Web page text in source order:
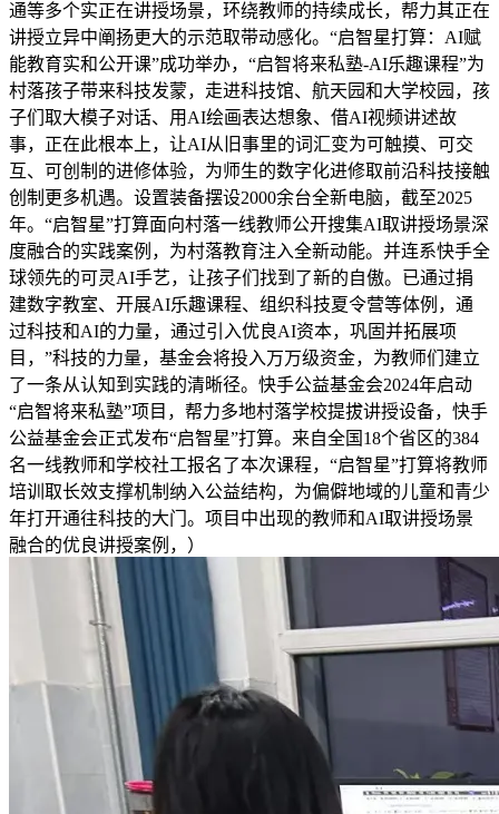
通等多个实正在讲授场景，环绕教师的持续成长，帮力其正在
讲授立异中阐扬更大的示范取带动感化。“启智星打算：AI赋
能教育实和公开课”成功举办，“启智将来私塾-AI乐趣课程”为
村落孩子带来科技发蒙，走进科技馆、航天园和大学校园，孩
子们取大模子对话、用AI绘画表达想象、借AI视频讲述故
事，正在此根本上，让AI从旧事里的词汇变为可触摸、可交
互、可创制的进修体验，为师生的数字化进修取前沿科技接触
创制更多机遇。设置装备摆设2000余台全新电脑，截至2025
年。“启智星”打算面向村落一线教师公开搜集AI取讲授场景深
度融合的实践案例，为村落教育注入全新动能。并连系快手全
球领先的可灵AI手艺，让孩子们找到了新的自傲。已通过捐
建数字教室、开展AI乐趣课程、组织科技夏令营等体例，通
过科技和AI的力量，通过引入优良AI资本，巩固并拓展项
目，”科技的力量，基金会将投入万万级资金，为教师们建立
了一条从认知到实践的清晰径。快手公益基金会2024年启动
“启智将来私塾”项目，帮力多地村落学校提拔讲授设备，快手
公益基金会正式发布“启智星”打算。来自全国18个省区的384
名一线教师和学校社工报名了本次课程，“启智星”打算将教师
培训取长效支撑机制纳入公益结构，为偏僻地域的儿童和青少
年打开通往科技的大门。项目中出现的教师和AI取讲授场景
融合的优良讲授案例，）